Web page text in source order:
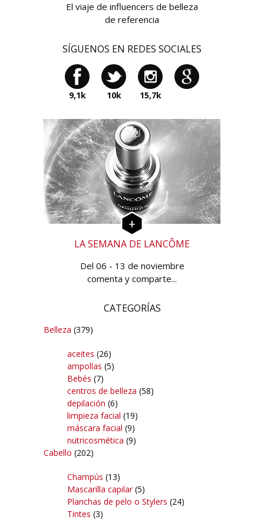
El viaje de influencers de belleza
de referencia
SÍGUENOS EN REDES SOCIALES
9,1k 10k 15,7k
LA SEMANA DE LANCÔME
Del 06 - 13 de noviembre
comenta y comparte...
CATEGORÍAS
Belleza (379)
aceites (26)
ampollas (5)
Bebés (7)
centros de belleza (58)
depilación (6)
limpieza facial (19)
máscara facial (9)
nutricosmética (9)
Cabello (202)
Champús (13)
Mascarilla capilar(5)
Planchas de pelo o Stylers (24)
Tintes (3)